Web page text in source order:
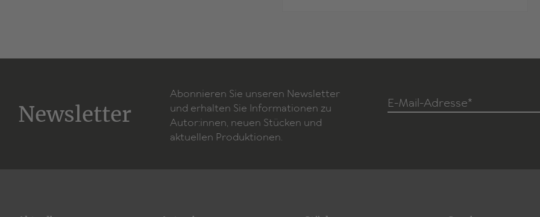
Newsletter
Abonnieren Sie unseren Newsletter
und erhalten Sie Informationen zu
Autor:innen, neuen Stücken und
aktuellen Produktionen.
E-Mail-Adresse*